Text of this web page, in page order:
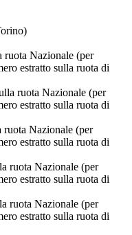
ruota Nazionale (per
estratto sulla ruota di
ruota Nazionale (per
estratto sulla ruota di
ruota Nazionale (per
estratto sulla ruota di
ruota Nazionale (per
estratto sulla ruota di
ruota Nazionale (per
estratto sulla ruota di